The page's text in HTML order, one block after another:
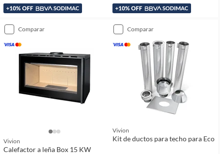
comparar
Vivion
Calefactor a leña Box 15 KW
comparar
Vivion
Kit de ductos para techo para Eco